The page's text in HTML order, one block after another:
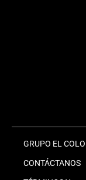
GRUPO EL
CONTÁCTANOS